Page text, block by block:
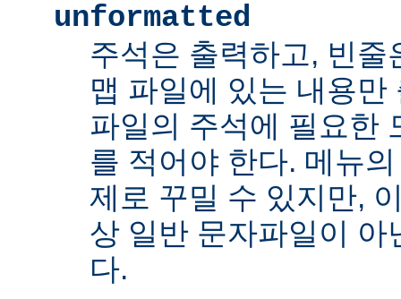
unformatted
주석은 출력하고, 빈줄
맵 파일에 있는 내용
파일의 주석에 필요한
를 적어야 한다. 메뉴
제로 꾸밀 수 있지만,
상 일반 문자파일이 아
다.